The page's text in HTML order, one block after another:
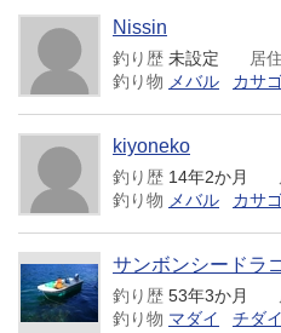
Nissin
釣り歴 未設定 居
釣り物 メバル カサ
kiyoneko
釣り歴 14年2か月
釣り物 メバル カサ
サンボンシードラ
釣り歴 53年3か月
釣り物 マダイ チダイ